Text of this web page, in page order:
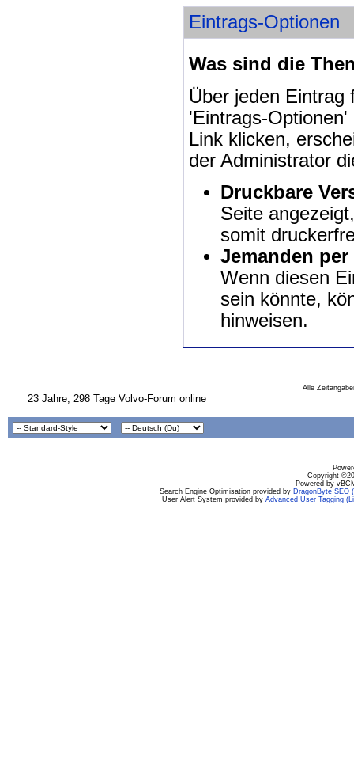
Eintrags-Optionen
Was sind die
Über jeden Eintrag
'Eintrags-
Link klicken,
der Administrator
Druckbare
Seite
somit
Jemanden
Wenn diesen
sein könnte,
hinweisen.
Alle
23 Jahre, 298 Tage Volvo-Forum online
Copyright
Powered by
Search Engine Optimisation provided by DragonByte SEO
User Alert System provided by Advanced User Tagging